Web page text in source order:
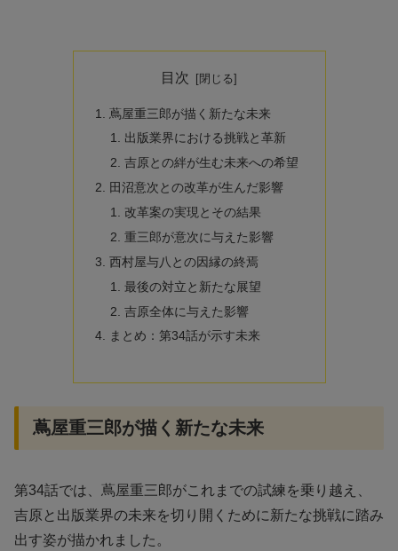
目次
蔦屋重三郎が描く新たな未来
出版業界における挑戦と革新
吉原との絆が生む未来への希望
田沼意次との改革が生んだ影響
改革案の実現とその結果
重三郎が意次に与えた影響
西村屋与八との因縁の終焉
最後の対立と新たな展望
吉原全体に与えた影響
まとめ：第34話が示す未来
蔦屋重三郎が描く新たな未来
第34話では、蔦屋重三郎がこれまでの試練を乗り越え、
吉原と出版業界の未来を切り開くために新たな挑戦に踏み
出す姿が描かれました。